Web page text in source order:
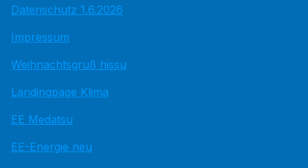
Datenschutz 1.6.2026
Impressum
Weihnachtsgruß hissu
Landingpage Klima
EE Medatsu
EE-Energie neu